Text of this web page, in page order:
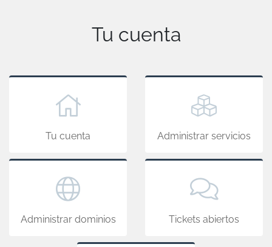
Tu cuenta
Tu cuenta Administrar servicios
Administrar dominios Tickets abiertos